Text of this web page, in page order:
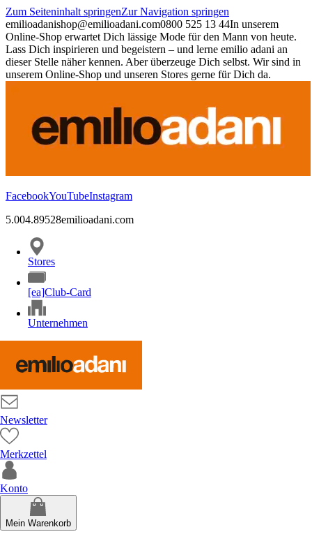
Zum Seiteninhalt springenZur Navigation springen
emilioadanishop@emilioadani.com0800 525 13 44In unserem
Online-Shop erwartet Dich lässige Mode für den Mann von heute.
Lass Dich inspirieren und begeistern – und lerne emilio adani an
dieser Stelle näher kennen. Aber überzeuge Dich selbst. Wir sind in
unserem Online-Shop und unseren Stores gerne für Dich da.
FacebookYouTubeInstagram
5.004.89528emilioadani.com
Stores
[ea]Club-Card
Unternehmen
Newsletter
Merkzettel
Konto
Mein Warenkorb